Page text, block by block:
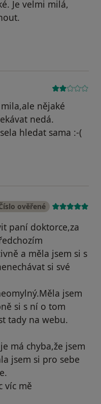
Je velmi milá,
účet byl odstraněn
nějaké
nedá.
hledat sama :-(
mamina
ověřené
paní doktorce,za
a měla jsem si s
si své
jsem
si s ní o tom
tady na webu.
má chyba,že jsem
jsem si pro sebe
víc mě